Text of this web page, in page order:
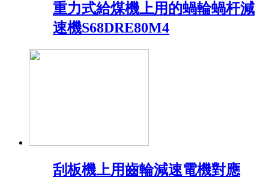
重力式給煤機上用的蝸輪蝸杆減
速機S68DRE80M4
刮板機上用齒輪減速電機對應